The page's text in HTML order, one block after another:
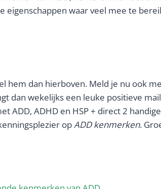
eigenschappen waar veel mee te
hem dan hierboven. Meld je nu ook
dan wekelijks een leuke positieve
ADD, ADHD en HSP + direct 2
opADD kenmerken.